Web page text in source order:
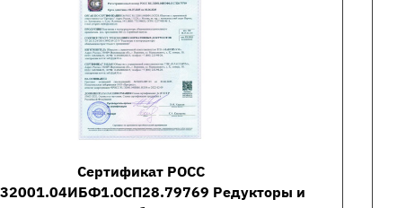
Сертификат РОСС
Редукторы и